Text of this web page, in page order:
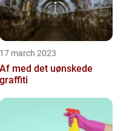
17 march 2023
Af med det uønskede
graffiti